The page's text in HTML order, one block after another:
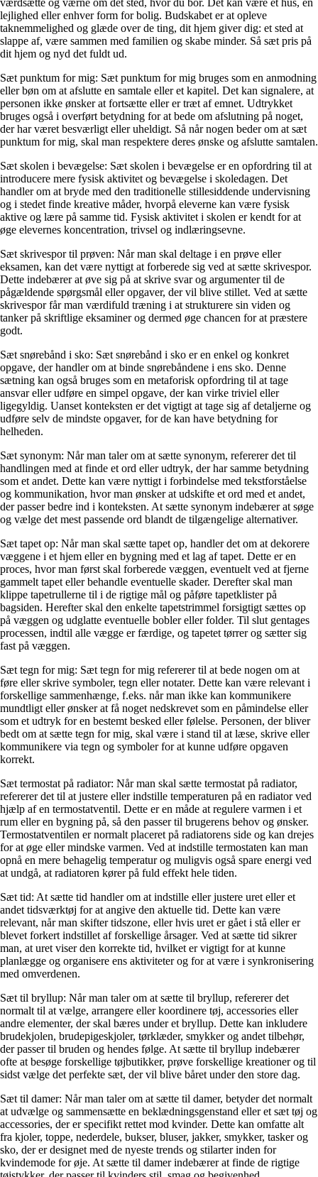
lejlighed eller enhver form for bolig. Budskabet er at opleve
taknemmelighed og glæde over de ting, dit hjem giver dig: et sted at
slappe af, være sammen med familien og skabe minder. Så sæt pris på
dit hjem og nyd det fuldt ud.
Sæt punktum for mig: Sæt punktum for mig bruges som en anmodning
eller bøn om at afslutte en samtale eller et kapitel. Det kan signalere, at
personen ikke ønsker at fortsætte eller er træt af emnet. Udtrykket
bruges også i overført betydning for at bede om afslutning på noget,
der har været besværligt eller uheldigt. Så når nogen beder om at sæt
punktum for mig, skal man respektere deres ønske og afslutte samtalen.
Sæt skolen i bevægelse: Sæt skolen i bevægelse er en opfordring til at
introducere mere fysisk aktivitet og bevægelse i skoledagen. Det
handler om at bryde med den traditionelle stillesiddende undervisning
og i stedet finde kreative måder, hvorpå eleverne kan være fysisk
aktive og lære på samme tid. Fysisk aktivitet i skolen er kendt for at
øge elevernes koncentration, trivsel og indlæringsevne.
Sæt skrivespor til prøven: Når man skal deltage i en prøve eller
eksamen, kan det være nyttigt at forberede sig ved at sætte skrivespor.
Dette indebærer at øve sig på at skrive svar og argumenter til de
pågældende spørgsmål eller opgaver, der vil blive stillet. Ved at sætte
skrivespor får man værdifuld træning i at strukturere sin viden og
tanker på skriftlige eksaminer og dermed øge chancen for at præstere
godt.
Sæt snørebånd i sko: Sæt snørebånd i sko er en enkel og konkret
opgave, der handler om at binde snørebåndene i ens sko. Denne
sætning kan også bruges som en metaforisk opfordring til at tage
ansvar eller udføre en simpel opgave, der kan virke triviel eller
ligegyldig. Uanset konteksten er det vigtigt at tage sig af detaljerne og
udføre selv de mindste opgaver, for de kan have betydning for
helheden.
Sæt synonym: Når man taler om at sætte synonym, refererer det til
handlingen med at finde et ord eller udtryk, der har samme betydning
som et andet. Dette kan være nyttigt i forbindelse med tekstforståelse
og kommunikation, hvor man ønsker at udskifte et ord med et andet,
der passer bedre ind i konteksten. At sætte synonym indebærer at søge
og vælge det mest passende ord blandt de tilgængelige alternativer.
Sæt tapet op: Når man skal sætte tapet op, handler det om at dekorere
væggene i et hjem eller en bygning med et lag af tapet. Dette er en
proces, hvor man først skal forberede væggen, eventuelt ved at fjerne
gammelt tapet eller behandle eventuelle skader. Derefter skal man
klippe tapetrullerne til i de rigtige mål og påføre tapetklister på
bagsiden. Herefter skal den enkelte tapetstrimmel forsigtigt sættes op
på væggen og udglatte eventuelle bobler eller folder. Til slut gentages
processen, indtil alle vægge er færdige, og tapetet tørrer og sætter sig
fast på væggen.
Sæt tegn for mig: Sæt tegn for mig refererer til at bede nogen om at
føre eller skrive symboler, tegn eller notater. Dette kan være relevant i
forskellige sammenhænge, f.eks. når man ikke kan kommunikere
mundtligt eller ønsker at få noget nedskrevet som en påmindelse eller
som et udtryk for en bestemt besked eller følelse. Personen, der bliver
bedt om at sætte tegn for mig, skal være i stand til at læse, skrive eller
kommunikere via tegn og symboler for at kunne udføre opgaven
korrekt.
Sæt termostat på radiator: Når man skal sætte termostat på radiator,
refererer det til at justere eller indstille temperaturen på en radiator ved
hjælp af en termostatventil. Dette er en måde at regulere varmen i et
rum eller en bygning på, så den passer til brugerens behov og ønsker.
Termostatventilen er normalt placeret på radiatorens side og kan drejes
for at øge eller mindske varmen. Ved at indstille termostaten kan man
opnå en mere behagelig temperatur og muligvis også spare energi ved
at undgå, at radiatoren kører på fuld effekt hele tiden.
Sæt tid: At sætte tid handler om at indstille eller justere uret eller et
andet tidsværktøj for at angive den aktuelle tid. Dette kan være
relevant, når man skifter tidszone, eller hvis uret er gået i stå eller er
blevet forkert indstillet af forskellige årsager. Ved at sætte tid sikrer
man, at uret viser den korrekte tid, hvilket er vigtigt for at kunne
planlægge og organisere ens aktiviteter og for at være i synkronisering
med omverdenen.
Sæt til bryllup: Når man taler om at sætte til bryllup, refererer det
normalt til at vælge, arrangere eller koordinere tøj, accessories eller
andre elementer, der skal bæres under et bryllup. Dette kan inkludere
brudekjolen, brudepigeskjoler, tørklæder, smykker og andet tilbehør,
der passer til bruden og hendes følge. At sætte til bryllup indebærer
ofte at besøge forskellige tøjbutikker, prøve forskellige kreationer og til
sidst vælge det perfekte sæt, der vil blive båret under den store dag.
Sæt til damer: Når man taler om at sætte til damer, betyder det normalt
at udvælge og sammensætte en beklædningsgenstand eller et sæt tøj og
accessories, der er specifikt rettet mod kvinder. Dette kan omfatte alt
fra kjoler, toppe, nederdele, bukser, bluser, jakker, smykker, tasker og
sko, der er designet med de nyeste trends og stilarter inden for
kvindemode for øje. At sætte til damer indebærer at finde de rigtige